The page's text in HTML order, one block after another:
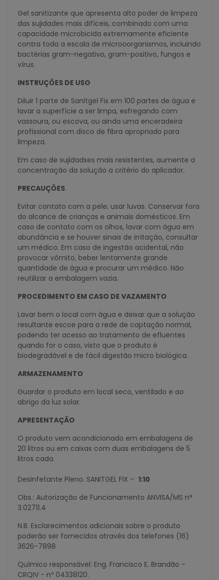
Gel sanitizante que apresenta alto poder de limpeza
das sujidades mais difíceis, combinado com uma
capacidade microbicida extremamente eficiente
contra toda a escala de microoorganismos, incluindo
bactérias gram-negativo, gram-positivo, fungos e
vírus.
INSTRUÇÕES DE USO
Diluir 1 parte de Sanitgel Fix em 100 partes de água e
lavar a superfície a ser limpa, esfregando com
vassoura, ou escova, ou ainda uma enceradeira
profissional com disco de fibra apropriado para
limpeza.
Em caso de sujidadses mais resistentes, aumente a
concentração da solução a critério do aplicador.
PRECAUÇÕES
Evitar contato com a pele; usar luvas. Conservar fora
do alcance de crianças e animais domésticos. Em
caso de contato com os olhos, lavar com água em
abundância e se houver sinais de irritação, consultar
um médico. Em caso de ingestão acidental, não
provocar vômito, beber lentamente grande
quantidade de água e procurar um médico. Não
reutilizar a embalagem vazia.
PROCEDIMENTO EM CASO DE VAZAMENTO
Lavar bem o local com água e deixar que a solução
resultante escoe para a rede de captação normal,
podendo ter acesso ao tratamento de efluentes
quando for o caso, visto que o produto é
biodegradável e de fácil digestão micro biológica.
ARMAZENAMENTO
Guardar o produto em local seco, ventilado e ao
abrigo da luz solar.
APRESENTAÇÃO
O produto vem acondicionado em embalagens de
20 litros ou em caixas com duas embalagens de 5
litros cada.
Desinfetante Pleno. SANITGEL FIX – 1:10
Obs.: Autorização de Funcionamento ANVISA/MS n°
3.02711.4
N.B. Esclarecimentos adicionais sobre o produto
poderão ser fornecidos através dos telefones (16)
3626-7898
Químico responsável: Eng. Francisco E. Brandão -
CRQIV - nº 04338120.